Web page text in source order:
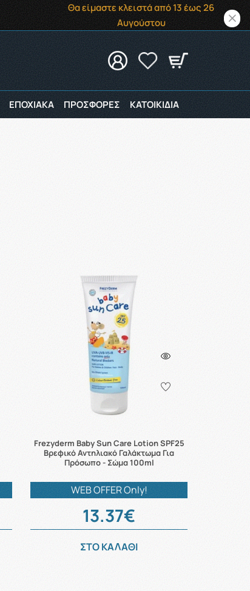
Θα είμαστε κλειστά από 13 έως 26
Αυγούστου
ΕΠΟΧΙΑΚΑ ΠΡΟΣΦΟΡΕΣ ΚΑΤΟΙΚΙΔΙΑ
Frezyderm Baby Sun Care Lotion SPF25
Βρεφικό Αντηλιακό Γαλάκτωμα Για
Πρόσωπο - Σώμα 100ml
WEB OFFER Only!
13.37€
ΣΤΟ ΚΑΛΑΘΙ